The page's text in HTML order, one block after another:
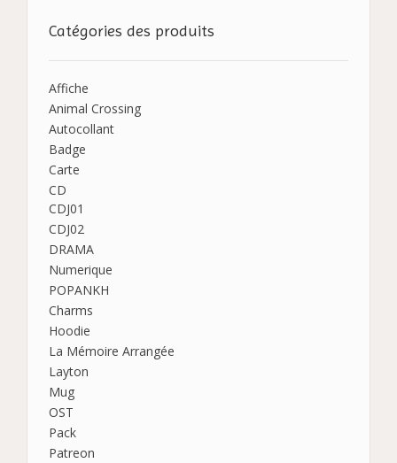
Catégories des produits
Affiche
Animal Crossing
Autocollant
Badge
Carte
CD
CDJ01
CDJ02
DRAMA
Numerique
POPANKH
Charms
Hoodie
La Mémoire Arrangée
Layton
Mug
OST
Pack
Patreon